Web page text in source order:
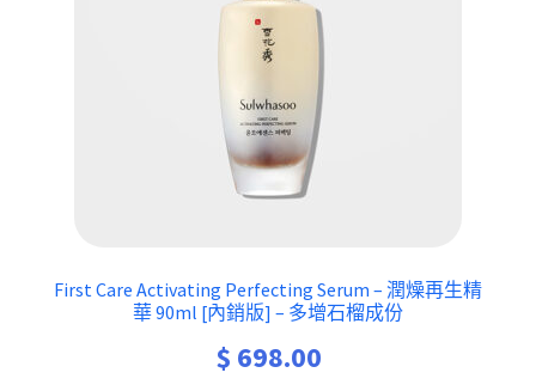
First Care Activating Perfecting Serum – 潤燥再生精
華 90ml [內銷版] – 多增石榴成份
$ 698.00